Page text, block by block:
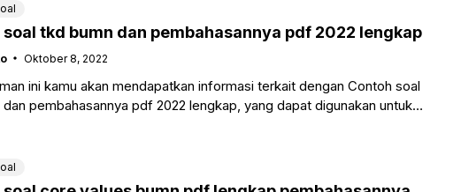
soal tkd bumn dan pembahasannya pdf 2022 lengkap
Oktober 8, 2022
ini kamu akan mendapatkan informasi terkait dengan Contoh soal
pembahasannya pdf 2022 lengkap, yang dapat digunakan untuk